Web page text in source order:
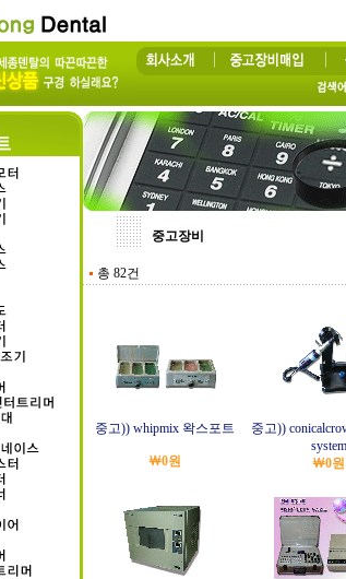
중고장비
총 82건
중고)) whipmix 왁스포트
￦0원
중고))
system
￦0원